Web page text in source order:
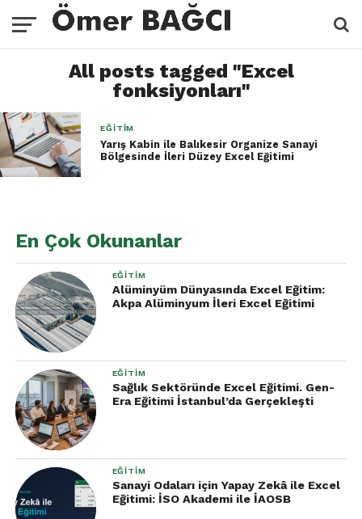
All posts tagged "Excel
fonksiyonları"
EĞITIM
Yarış Kabin ile Balıkesir Organize Sanayi
Bölgesinde İleri Düzey Excel Eğitimi
En Çok Okunanlar
EĞITIM
Alüminyüm Dünyasında Excel Eğitim:
Akpa Alüminyum İleri Excel Eğitimi
EĞITIM
Sağlık Sektöründe Excel Eğitimi. Gen-
Era Eğitimi İstanbul’da Gerçekleşti
EĞITIM
Sanayi Odaları için Yapay Zekâ ile Excel
Eğitimi: İSO Akademi ile İAOSB